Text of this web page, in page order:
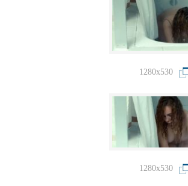
1280x530
1280x530